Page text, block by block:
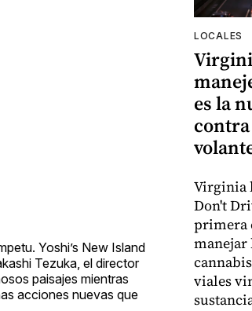
Yoshi’s New Island
Tezuka, el director
paisajes mientras
acciones nuevas que
LOCALES
es la
Virginia
Don't
primera
manejar
viales